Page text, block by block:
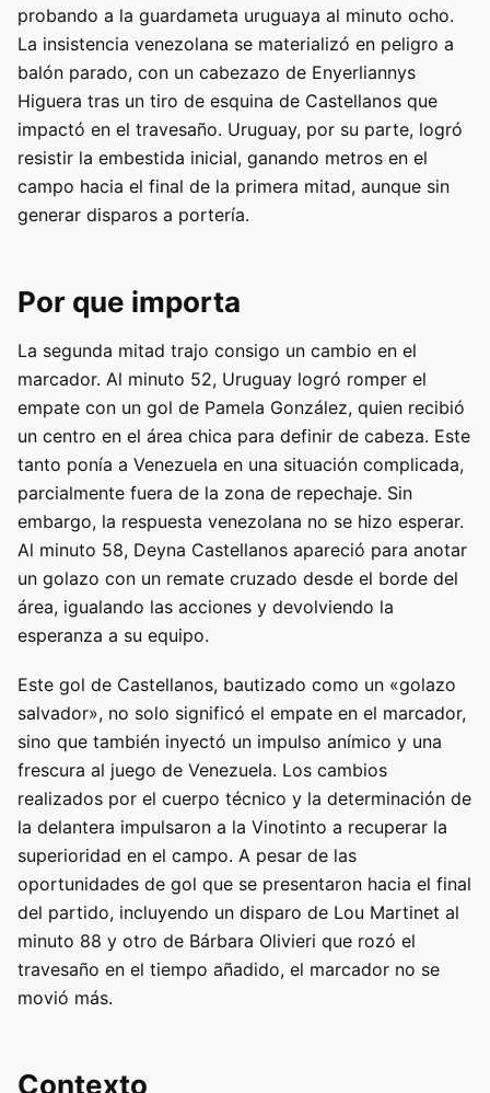
probando a la guardameta uruguaya al minuto ocho.
La insistencia venezolana se materializó en peligro a
balón parado, con un cabezazo de Enyerliannys
Higuera tras un tiro de esquina de Castellanos que
impactó en el travesaño. Uruguay, por su parte, logró
resistir la embestida inicial, ganando metros en el
campo hacia el final de la primera mitad, aunque sin
generar disparos a portería.
Por que importa
La segunda mitad trajo consigo un cambio en el
marcador. Al minuto 52, Uruguay logró romper el
empate con un gol de Pamela González, quien recibió
un centro en el área chica para definir de cabeza. Este
tanto ponía a Venezuela en una situación complicada,
parcialmente fuera de la zona de repechaje. Sin
embargo, la respuesta venezolana no se hizo esperar.
Al minuto 58, Deyna Castellanos apareció para anotar
un golazo con un remate cruzado desde el borde del
área, igualando las acciones y devolviendo la
esperanza a su equipo.
Este gol de Castellanos, bautizado como un «golazo
salvador», no solo significó el empate en el marcador,
sino que también inyectó un impulso anímico y una
frescura al juego de Venezuela. Los cambios
realizados por el cuerpo técnico y la determinación de
la delantera impulsaron a la Vinotinto a recuperar la
superioridad en el campo. A pesar de las
oportunidades de gol que se presentaron hacia el final
del partido, incluyendo un disparo de Lou Martinet al
minuto 88 y otro de Bárbara Olivieri que rozó el
travesaño en el tiempo añadido, el marcador no se
movió más.
Contexto